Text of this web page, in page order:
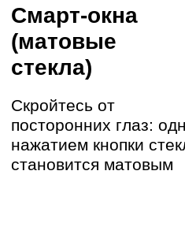
Записаться на замер
разбираться во всех
тонкостях оконной отрасли
и довериться специалистам